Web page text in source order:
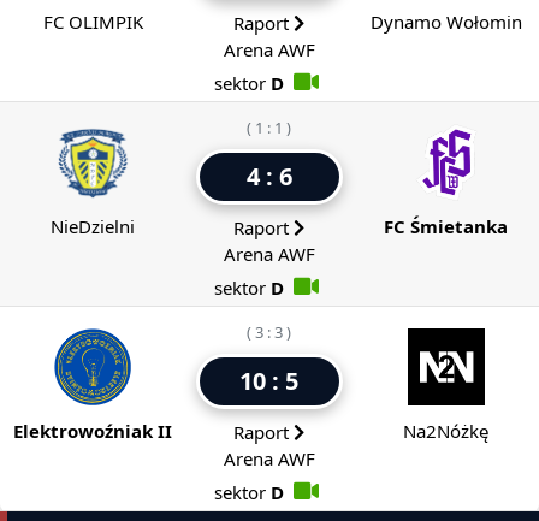
FC OLIMPIK
Raport
Arena AWF
sektor D
Dynamo Wołomin
NieDzielni
( 1 : 1 )
4 : 6
Raport
Arena AWF
sektor D
FC Śmietanka
Elektrowoźniak II
( 3 : 3 )
10 : 5
Raport
Arena AWF
sektor D
Na2Nóżkę